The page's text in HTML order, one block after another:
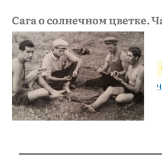
Сага о солнечном цветке.